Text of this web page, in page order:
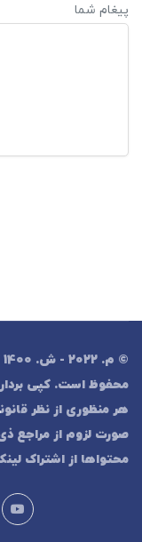
پیغام شما
محفوظ است. کپی
هر منظوری از نظر
صورت لزوم از مراجع
محتواها از اشتراک